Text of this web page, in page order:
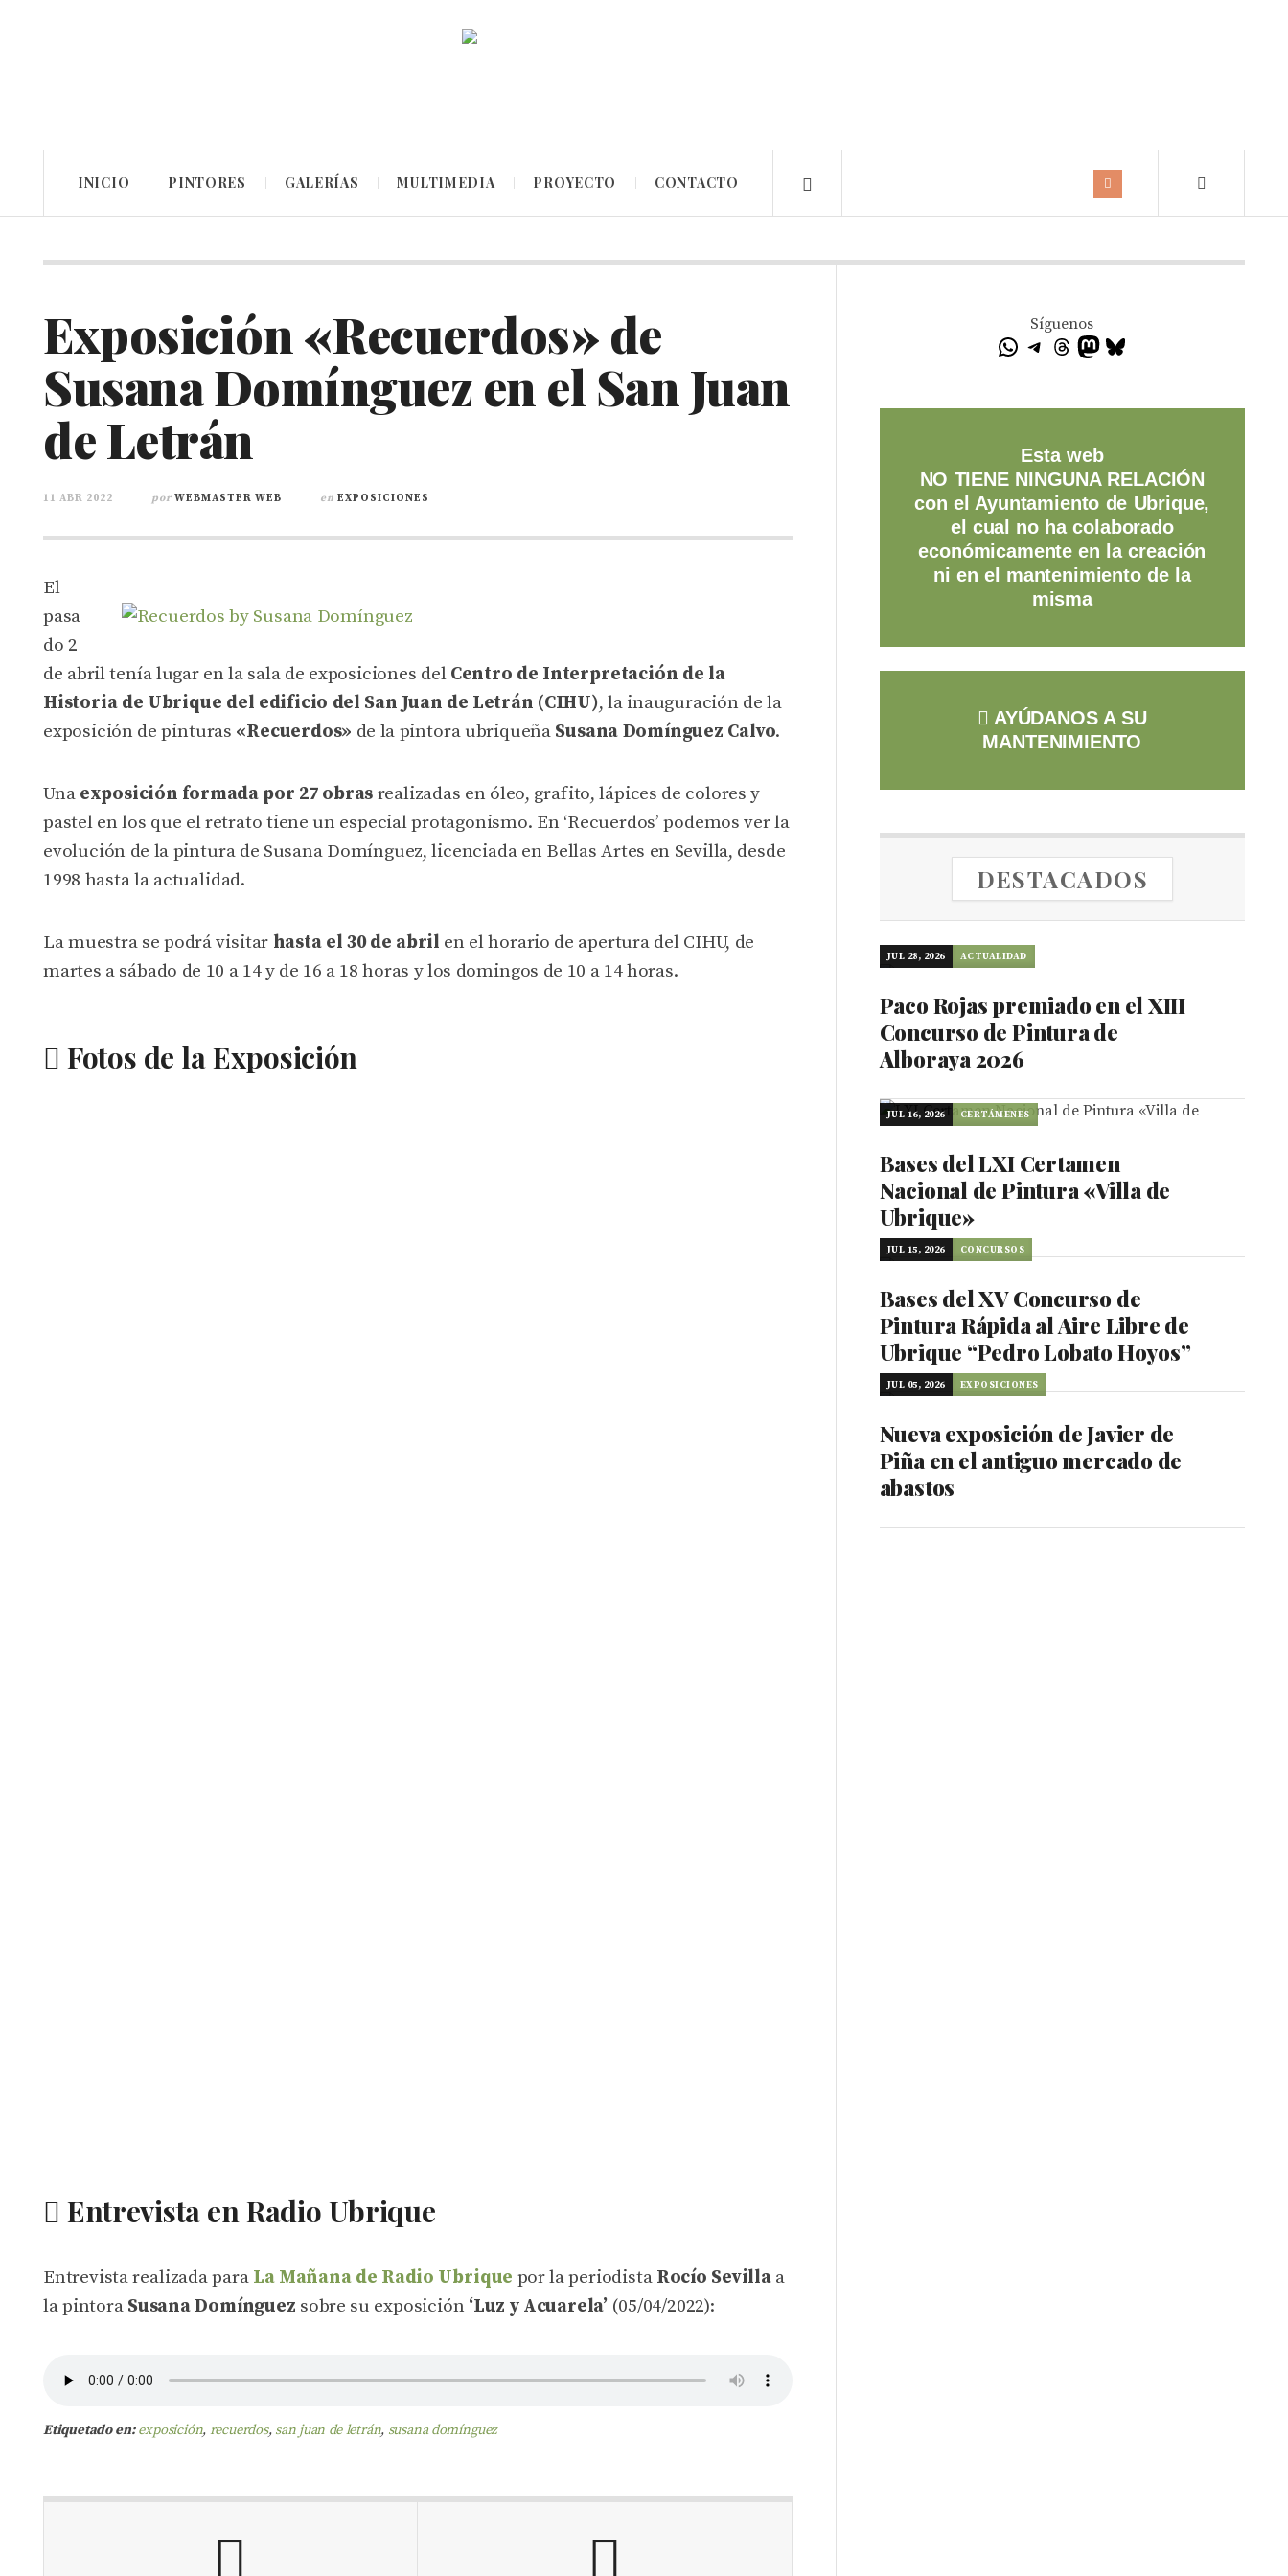
INICIO PINTORES GALERÍAS MULTIMEDIA PROYECTO CONTACTO
Exposición «Recuerdos» de
Susana Domínguez en el San Juan
de Letrán
11 ABR 2022 por WEBMASTER WEB en EXPOSICIONES
El
pasa
do 2
de abril tenía lugar en la sala de exposiciones del Centro de Interpretación de la
Historia de Ubrique del edificio del San Juan de Letrán (CIHU), la inauguración de la
exposición de pinturas «Recuerdos» de la pintora ubriqueña Susana Domínguez Calvo.
Una exposición formada por 27 obras realizadas en óleo, grafito, lápices de colores y
pastel en los que el retrato tiene un especial protagonismo. En ‘Recuerdos’ podemos ver la
evolución de la pintura de Susana Domínguez, licenciada en Bellas Artes en Sevilla, desde
1998 hasta la actualidad.
La muestra se podrá visitar hasta el 30 de abril en el horario de apertura del CIHU, de
martes a sábado de 10 a 14 y de 16 a 18 horas y los domingos de 10 a 14 horas.
Fotos de la Exposición
Entrevista en Radio Ubrique
Entrevista realizada para La Mañana de Radio Ubrique por la periodista Rocío Sevillaa
la pintora Susana Domínguez sobre su exposición ‘Luz y Acuarela’ (05/04/2022):
Etiquetado en: exposición, recuerdos, san juan de letrán, susana domínguez
Síguenos
Esta web
NO TIENE NINGUNA RELACIÓN
con el Ayuntamiento de Ubrique,
el cual no ha colaborado
económicamente en la creación
ni en el mantenimiento de la
misma
AYÚDANOS A SU
MANTENIMIENTO
DESTACADOS
JUL 28, 2026 ACTUALIDAD
Paco Rojas premiado en el XIII
Concurso de Pintura de
Alboraya 2026
JUL 16, 2026 CERTÁMENES
Bases del LXI Certamen
Nacional de Pintura «Villa de
Ubrique»
JUL 15, 2026 CONCURSOS
Bases del XV Concurso de
Pintura Rápida al Aire Libre de
Ubrique “Pedro Lobato Hoyos”
JUL 05, 2026 EXPOSICIONES
Nueva exposición de Javier de
Piña en el antiguo mercado de
abastos